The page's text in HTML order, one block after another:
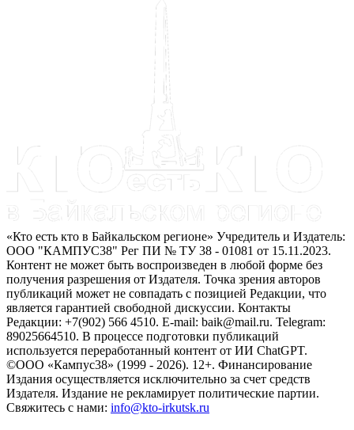
«Кто есть кто в Байкальском регионе» Учредитель и Издатель:
ООО "КАМПУС38" Рег ПИ № ТУ 38 - 01081 от 15.11.2023.
Контент не может быть воспроизведен в любой форме без
получения разрешения от Издателя. Точка зрения авторов
публикаций может не совпадать с позицией Редакции, что
является гарантией свободной дискуссии. Контакты
Редакции: +7(902) 566 4510. E-mail: baik@mail.ru. Telegram:
89025664510. В процессе подготовки публикаций
используется переработанный контент от ИИ ChatGPT.
©ООО «Кампус38» (1999 - 2026). 12+. Финансирование
Издания осуществляется исключительно за счет средств
Издателя. Издание не рекламирует политические партии.
Свяжитесь с нами: info@kto-irkutsk.ru